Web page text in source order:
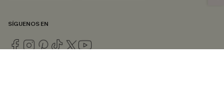
SÍGUENOS EN